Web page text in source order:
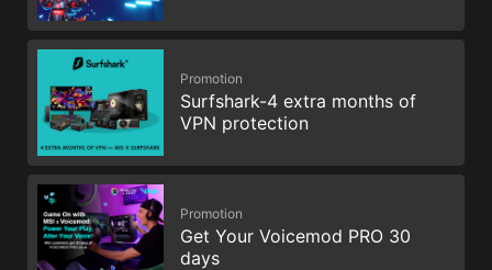
Promotion
Surfshark-4 extra months of
VPN protection
Promotion
Get Your Voicemod PRO 30
days